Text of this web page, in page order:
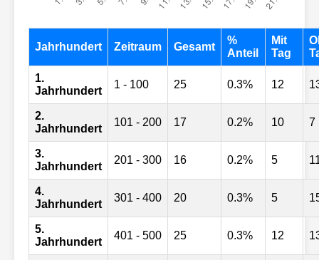
Jahrhundert Zeitraum Gesamt
%
Anteil
Mit
Tag
1.
Jahrhundert
1 - 100 25 0.3% 12
2.
Jahrhundert
101 - 200 17 0.2% 10 7
3.
Jahrhundert
201 - 300 16 0.2% 5
4.
Jahrhundert
301 - 400 20 0.3% 5
5.
Jahrhundert
401 - 500 25 0.3% 12